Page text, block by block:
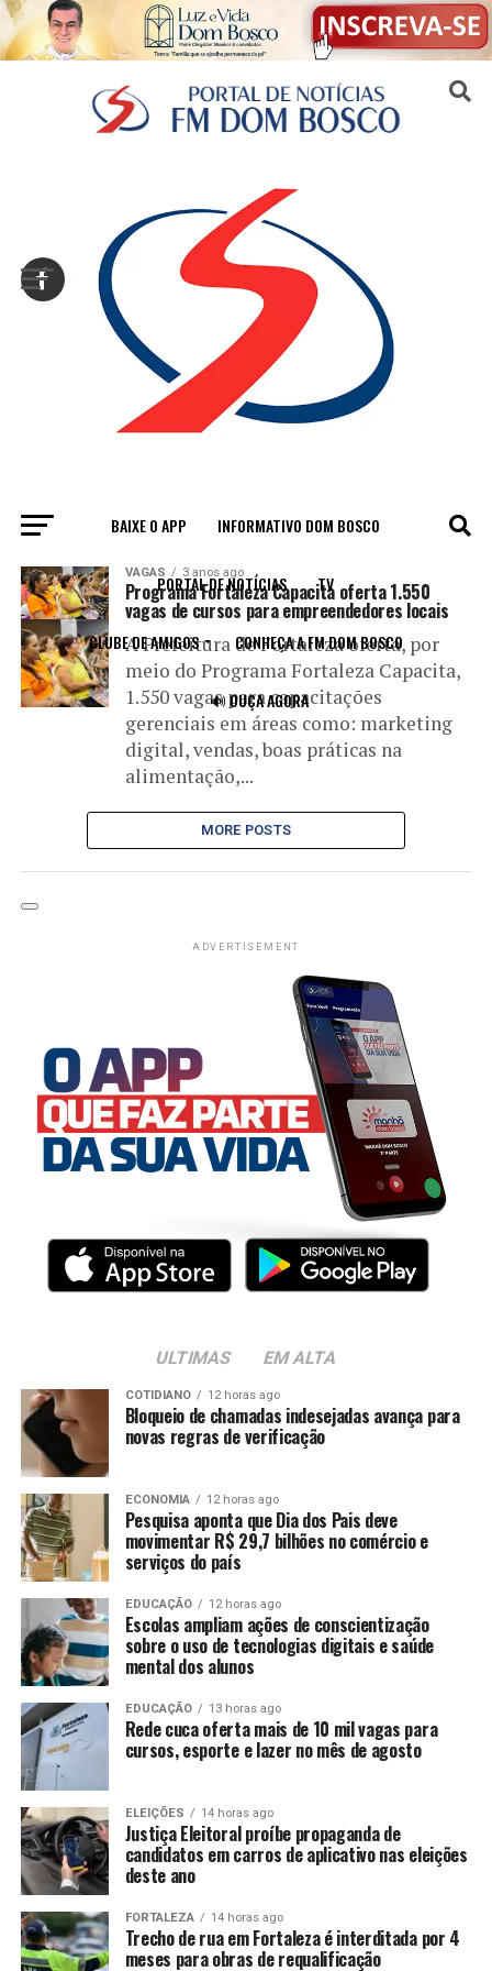
BAIXE O APP INFORMATIVO DOM BOSCO
PORTAL DE NOTÍCIAS TV
CLUBE DE AMIGOS CONHEÇA A FM DOM BOSCO
🔊 OUÇA AGORA
All posts tagged "empreendedores"
VAGAS 3 anos ago
Programa Fortaleza Capacita oferta 1.550
vagas de cursos para empreendedores locais
A Prefeitura de Fortaleza oferta, por
meio do Programa Fortaleza Capacita,
1.550 vagas para capacitações
gerenciais em áreas como: marketing
digital, vendas, boas práticas na
alimentação,...
MORE POSTS
ADVERTISEMENT
ULTIMAS EM ALTA
COTIDIANO 12 horas ago
Bloqueio de chamadas indesejadas avança para
novas regras de verificação
ECONOMIA 12 horas ago
Pesquisa aponta que Dia dos Pais deve
movimentar R$ 29,7 bilhões no comércio e
serviços do país
EDUCAÇÃO 12 horas ago
Escolas ampliam ações de conscientização
sobre o uso de tecnologias digitais e saúde
mental dos alunos
EDUCAÇÃO 13 horas ago
Rede cuca oferta mais de 10 mil vagas para
cursos, esporte e lazer no mês de agosto
ELEIÇÕES 14 horas ago
Justiça Eleitoral proíbe propaganda de
candidatos em carros de aplicativo nas eleições
deste ano
FORTALEZA 14 horas ago
Trecho de rua em Fortaleza é interditada por 4
meses para obras de requalificação
Sair da versão mobile